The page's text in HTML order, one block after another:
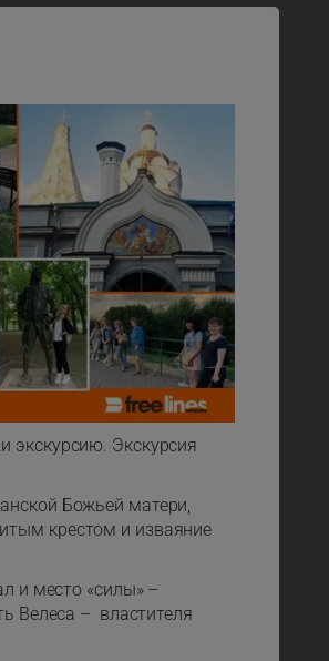
экскурсию. Экскурсия
Божьей матери,
крестом и изваяние
и место «силы» –
Велеса – властителя